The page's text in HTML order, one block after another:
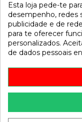
Referência 809202
Disponível a partir de:
Recambio de
focus berlina (cak)
referencia OEM IAM
Esta loja pede-te
desempenho, redes
publicidade e de
para te oferecer
personalizados.
de dados pessoais